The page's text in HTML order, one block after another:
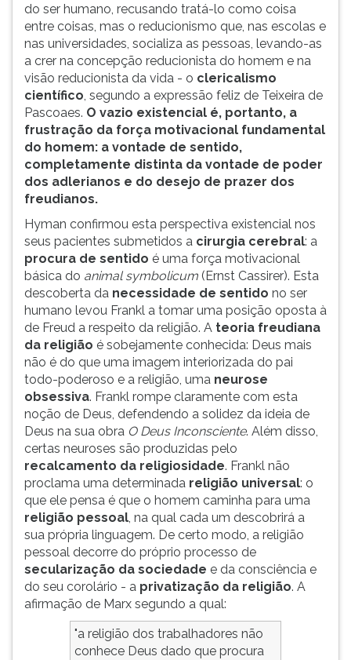
do ser humano, recusando tratá-lo como coisa
entre coisas, mas o reducionismo que, nas escolas e
nas universidades, socializa as pessoas, levando-as
a crer na concepção reducionista do homem e na
visão reducionista da vida - o clericalismo
científico, segundo a expressão feliz de Teixeira de
Pascoaes. O vazio existencial é, portanto, a
frustração da força motivacional fundamental
do homem: a vontade de sentido,
completamente distinta da vontade de poder
dos adlerianos e do desejo de prazer dos
freudianos.
Hyman confirmou esta perspectiva existencial nos
seus pacientes submetidos a cirurgia cerebral: a
procura de sentido é uma força motivacional
básica do animal symbolicum (Ernst Cassirer). Esta
descoberta da necessidade de sentido no ser
humano levou Frankl a tomar uma posição oposta à
de Freud a respeito da religião. A teoria freudiana
da religião é sobejamente conhecida: Deus mais
não é do que uma imagem interiorizada do pai
todo-poderoso e a religião, uma neurose
obsessiva. Frankl rompe claramente com esta
noção de Deus, defendendo a solidez da ideia de
Deus na sua obra O Deus Inconsciente. Além disso,
certas neuroses são produzidas pelo
recalcamento da religiosidade. Frankl não
proclama uma determinada religião universal: o
que ele pensa é que o homem caminha para uma
religião pessoal, na qual cada um descobrirá a
sua própria linguagem. De certo modo, a religião
pessoal decorre do próprio processo de
secularização da sociedade e da consciência e
do seu corolário - a privatização da religião. A
afirmação de Marx segundo a qual:
"a religião dos trabalhadores não
conhece Deus dado que procura